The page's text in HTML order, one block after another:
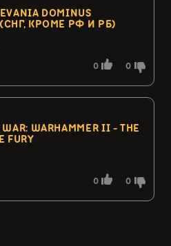
DOMINUS
(СНГ, КРОМЕ РФ И РБ)
0 0
WARHAMMER II - THE
FURY
0 0